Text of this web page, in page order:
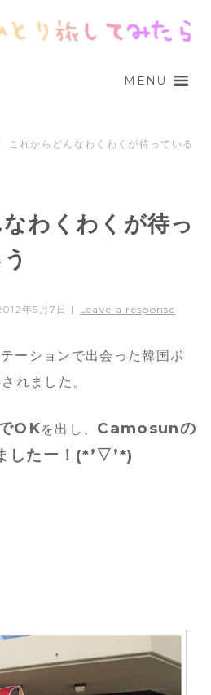
MENU
これからどんなわくわくが待っている
わくわくが待っ
年5月7日 | Leave a response
ーションで出会った韓国ボ
れました。
OKを出し、 Camosunの
したー！(*’▽’*)